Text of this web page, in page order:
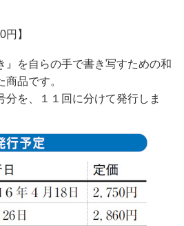
】
を自らの手で書き写すための和
品です。
分を、１１回に分けて発行しま